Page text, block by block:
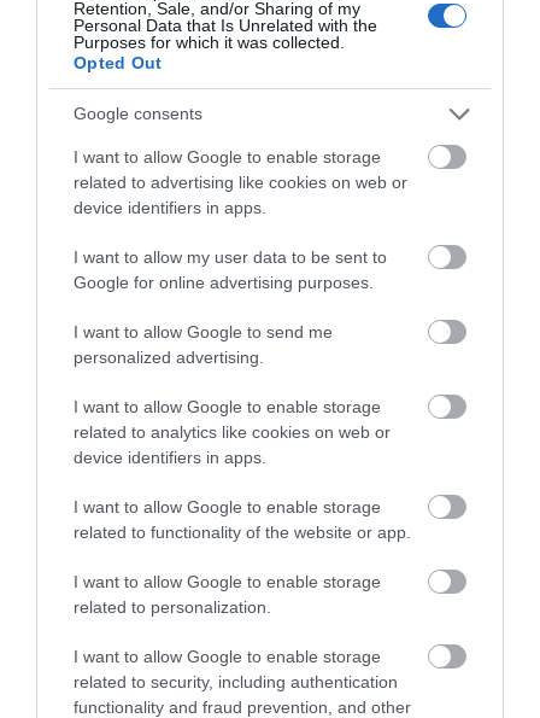
Retention, Sale, and/or Sharing of my
Personal Data that Is Unrelated with the
Purposes for which it was collected.
Opted Out
Google consents
I want to allow Google to enable storage
related to advertising like cookies on web or
device identifiers in apps.
I want to allow my user data to be sent to
Google for online advertising purposes.
I want to allow Google to send me
personalized advertising.
I want to allow Google to enable storage
related to analytics like cookies on web or
device identifiers in apps.
I want to allow Google to enable storage
related to functionality of the website or app.
I want to allow Google to enable storage
related to personalization.
I want to allow Google to enable storage
related to security, including authentication
functionality and fraud prevention, and other
Ανακοινώθηκαν νέες προσλήψεις
σε δήμο της Εύβοιας: Δείτε εδώ
07.08.2026 | 20:40
διπλάσια σύνταξη τον Αύγουστο
07.08.2026 | 20:20
Δείτε τι έκανε Δήμος της Εύβοιας
για τις φωτιές
σύγκρουση αυτοκινήτου με
φορτηγό
07.08.2026 | 19:40
Ράγισαν καρδιές στην Εύβοια: Το
τελευταίο «αντίο» στον 36χρονο
07.08.2026 | 19:10
Νέο επίδομα 600 ευρώ για
σπουδαστές: Οι δικαιούχοι
07.08.2026 | 19:00
ΠΕΡΙΣΣΟΤΕΡΑ ΑΠΟ ΑΘΛΗΤΙΚΑ
Έσπασαν πιάτα στο
κεφάλι του Αταμάν –
Βίντεο από τη Σύμη
Α. Ο. Χαλκίς: Στον
αγιασμό ο
Χρυσόστομου μέσα στο
γήπεδο που συγκίνησε
Ευρώπη: Οι αντίπαλοι
Παναθηναϊκού και
Α. Ο. Χαλκίς: Σήμερα η
πρώτη επίσημη της